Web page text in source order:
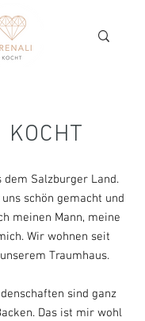
dem Salzburger Land.
schön gemacht und
meinen Mann, meine
Wir wohnen seit
Traumhaus.
sind ganz
Das ist mir wohl